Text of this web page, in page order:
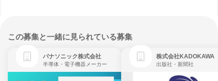
この募集と一緒に見られている募集
パナソニック株式会社
半導体・電子機器メーカー
株式会社KADOKAWA
出版社・新聞社